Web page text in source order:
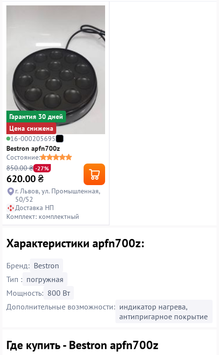
Гарантия 30 дней
Цена снижена
16-000205695
Bestron apfn700z
Состояние:
850.00 ₴ -27%
620.00₴
г. Львов, ул. Промышленная,
50/52
Доставка НП
Комплект: комплектный
Характеристики apfn700z:
Бренд: Bestron
Тип : погружная
Мощность: 800 Вт
Дополнительные возможности: индикатор нагрева,
антипригарное покрытие
Где купить - Bestron apfn700z